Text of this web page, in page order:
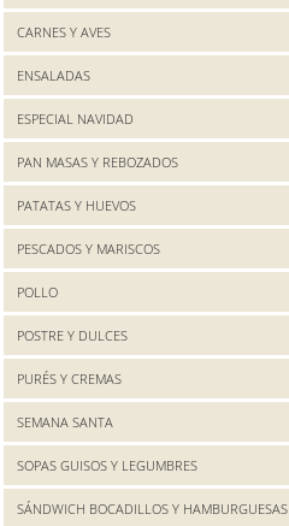
CARNES Y AVES
ENSALADAS
ESPECIAL NAVIDAD
PAN MASAS Y REBOZADOS
PATATAS Y HUEVOS
PESCADOS Y MARISCOS
POLLO
POSTRE Y DULCES
PURÉS Y CREMAS
SEMANA SANTA
SOPAS GUISOS Y LEGUMBRES
SÁNDWICH BOCADILLOS Y HAMBURGUESAS